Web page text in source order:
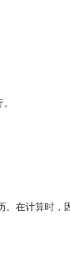
在计算时，